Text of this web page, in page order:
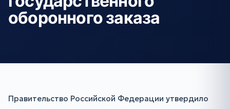
оборонного заказа
Правительство Российской Федерации утвердило